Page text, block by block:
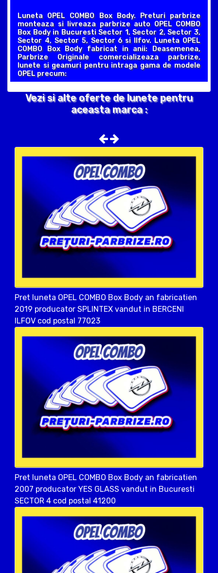
Luneta OPEL COMBO Box Body. Preturi parbrize
monteaza si livreaza parbrize auto OPEL COMBO
Box Body in Bucuresti Sector 1, Sector 2, Sector 3,
Sector 4, Sector 5, Sector 6 si Ilfov. Luneta OPEL
COMBO Box Body fabricat in anii: Deasemenea,
Parbrize Originale comercializeaza parbrize,
lunete si geamuri pentru intraga gama de modele
OPEL precum:
Vezi si alte oferte de lunete pentru
aceasta marca :
Pret luneta OPEL COMBO Box Body an fabricatien
2019 producator SPLINTEX vandut in BERCENI
ILFOV cod postal 77023
Pret luneta OPEL COMBO Box Body an fabricatien
2007 producator YES GLASS vandut in Bucuresti
SECTOR 4 cod postal 41200